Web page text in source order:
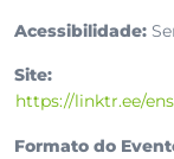
Acessibilidade:
Site:
https://linktr.ee/
Formato do